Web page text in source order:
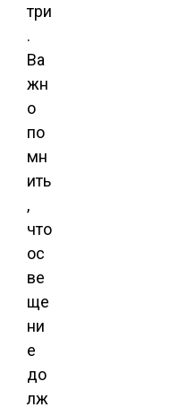
три
.
Ва
жн
о
по
мн
ить
,
что
ос
ве
ще
ни
е
до
лж